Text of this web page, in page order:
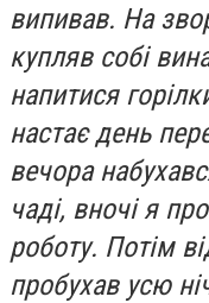
випивав. На
купляв собі
напитися
настає день
вечора
чаді, вночі я
роботу. Потім
пробухав усю